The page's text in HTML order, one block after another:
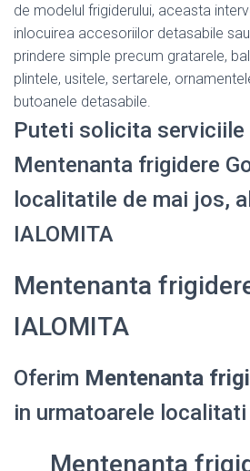
de modelul frigiderului, aceasta
inlocuirea accesoriilor detasabile
prindere simple precum gratarele,
plintele, usitele, sertarele,
butoanele detasabile.
Puteti solicita serviciile
Mentenanta frigidere
localitatile de mai jos,
IALOMITA
Mentenanta
IALOMITA
Oferim Mentenanta
in urmatoarele
Mentenanta